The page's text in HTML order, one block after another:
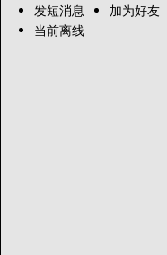
发短消息
加为好友
当前离线